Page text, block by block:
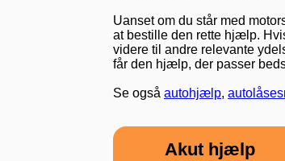
Uanset om du står med
at bestille den rette hjælp.
videre til andre relevante
får den hjælp, der passer
Se også autohjælp,
Akut hjælp